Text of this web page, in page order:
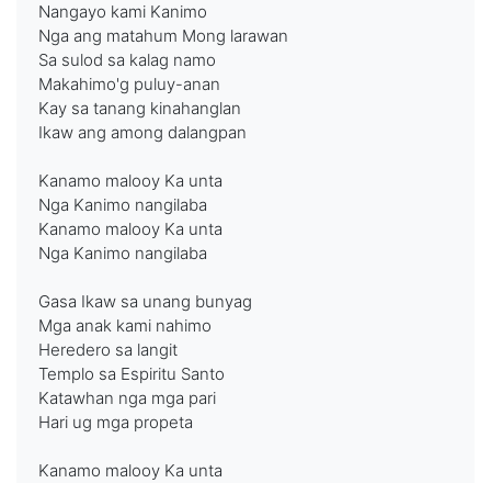
Nangayo kami Kanimo
Nga ang matahum Mong larawan
Sa sulod sa kalag namo
Makahimo'g puluy-anan
Kay sa tanang kinahanglan
Ikaw ang among dalangpan
Kanamo malooy Ka unta
Nga Kanimo nangilaba
Kanamo malooy Ka unta
Nga Kanimo nangilaba
Gasa Ikaw sa unang bunyag
Mga anak kami nahimo
Heredero sa langit
Templo sa Espiritu Santo
Katawhan nga mga pari
Hari ug mga propeta
Kanamo malooy Ka unta